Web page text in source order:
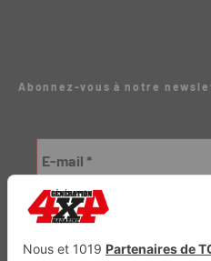
Abonnez-vous à notre